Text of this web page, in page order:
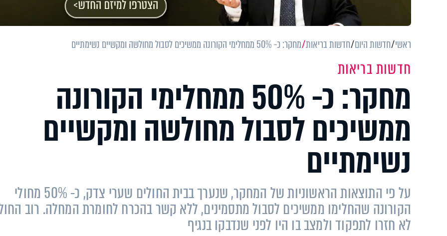
ראשי חדשות היום חדשות בריאות מחקר: כ- 50% ממחלימי הקורונה ממשיכים לסבול מחולשה ומקשיים נשימתיים
חדשות בריאות
מחקר: כ- 50% ממחלימי הקורונה
ממשיכים לסבול מחולשה ומקשיים
נשימתיים
על פי התוצאות הראשוניות של המחקר, שנערך בבית החולים שערי צדק, כ- 50% מחולי
הקורונה שהחלימו ממשיכים לסבול מתסמינים, ללא קשר בהכרח לחומרת המחלה. רוב
לא חזרו לתפקוד ולמצב בו היו לפני שנדבקו בנגיף